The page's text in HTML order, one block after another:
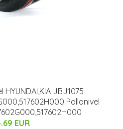
HYUNDAI,KIA JBJ1075
Pallonivel
EUR